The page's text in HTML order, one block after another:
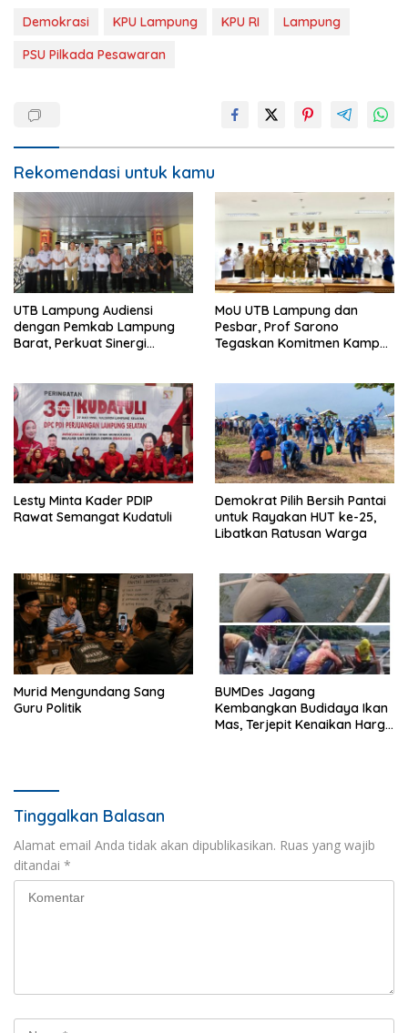
Demokrasi KPU Lampung KPU RI
Lampung
PSU Pilkada Pesawaran
Rekomendasi untuk kamu
UTB Lampung Audiensi
dengan Pemkab Lampung
Barat, Perkuat Sinergi
MoU UTB Lampung dan
Pesbar, Prof Sarono
Tegaskan Komitmen Kampus
Lesty Minta Kader PDIP
Rawat Semangat Kudatuli
Demokrat Pilih Bersih Pantai
untuk Rayakan HUT ke-25,
Libatkan Ratusan Warga
Murid Mengundang Sang
Guru Politik
BUMDes Jagang
Kembangkan Budidaya Ikan
Mas, Terjepit Kenaikan Harga
Tinggalkan Balasan
Alamat email Anda tidak akan dipublikasikan. Ruas yang wajib
ditandai *